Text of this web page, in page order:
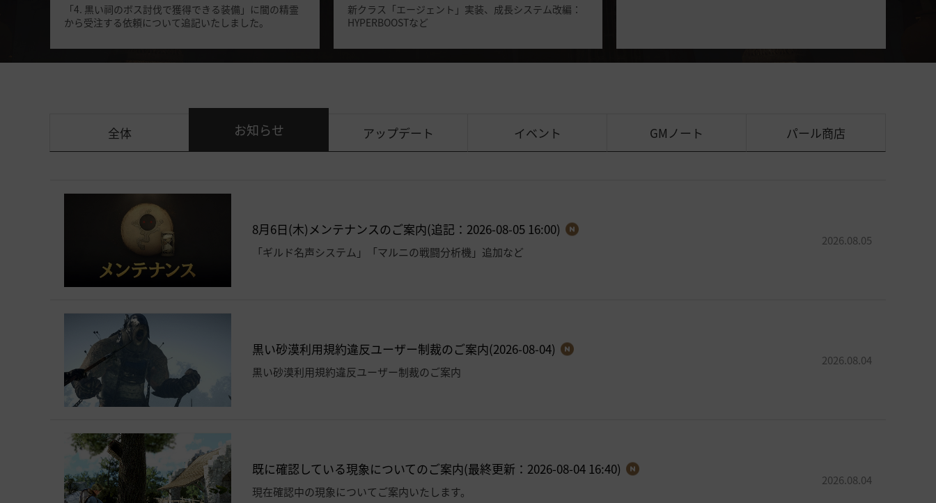
「4. 黒い祠のボス討伐で獲得できる装備」に闇の精霊
から受注する依頼について追記いたしました。
新クラス「エージェント」実装、成長システム改編：
HYPERBOOSTなど
全体 お知らせ アップデート イベント GMノート パール商店
8月6日(木)メンテナンスのご案内(追記：2026-08-05 16:00)
「ギルド名声システム」「マルニの戦闘分析機」追加など
2026.08.05
黒い砂漠利用規約違反ユーザー制裁のご案内(2026-08-04)
黒い砂漠利用規約違反ユーザー制裁のご案内
2026.08.04
既に確認している現象についてのご案内(最終更新：2026-08-04 16:40)
現在確認中の現象についてご案内いたします。
2026.08.04